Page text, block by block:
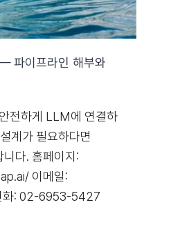
파이프라인 해부와
전하게 LLM에 연결하
계가 필요하다면
다. 홈페이지:
이메일:
화: 02-6953-5427